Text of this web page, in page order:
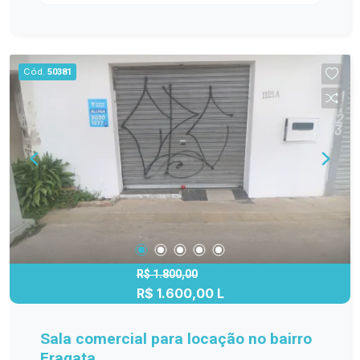
aconchego ao ambiente. O dormitório conta com
cama, oferecendo ainda mais comodidade.
Características do imóvel 1 dormitório Cama no
dormitório 1 banheiro 1 vaga de garagem Sala de
estar e jantar integradas Sofá na sala Cozinha em
conceito aberto Ilha em granito preto Cooktop e
coifa instalados Espaço gourmet com
churrasqueira Excelente iluminação e ventilação
natural Ambientes amplos e bem distribuídos
Acabamento moderno Fuhro Souto Negócios
informações e agende sua visita!
Cód. 50381
R$ 1.800,00
R$ 1.600,00 L
Sala comercial para locação no bairro